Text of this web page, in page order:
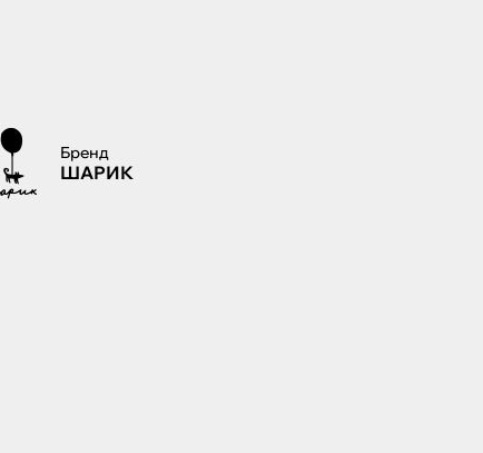
Бренд
ШАРИК